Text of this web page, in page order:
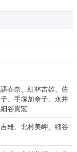
春奈、紅林吉雄、佐
、手塚加奈子、永井
谷貴宏
雄、北村美岬、細谷